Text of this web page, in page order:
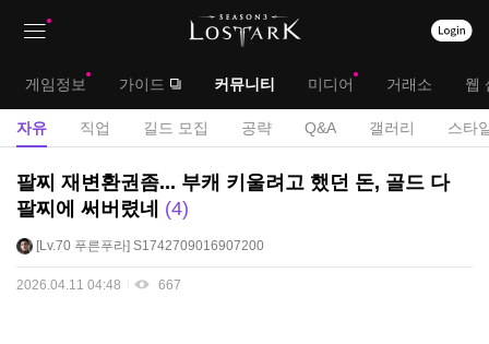
대
메
뉴
게임정보 가이드 커뮤니티 미디어 거래소 웹
서
뉴
자유 직업 길드 모집 공략 Q&A 갤러리 스타
자
유
시
팔찌 재변환권좀... 부캐 키울려고 했던 돈, 골드 다
팔찌에 써버렸네
4
Lv.70 푸른푸라 S1742709016907200
2026.04.11 04:48 667